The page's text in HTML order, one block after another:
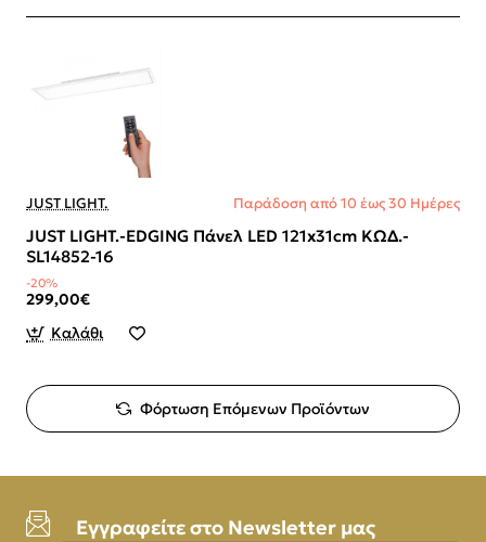
JUST LIGHT. Παράδοση από 10 έως 30 Ημέρες
JUST LIGHT.-EDGING Πάνελ LED 121x31cm ΚΩΔ.-
SL14852-16
-20%
299,00€
Καλάθι
Φόρτωση Επόμενων Προϊόντων
Εγγραφείτε στο Newsletter μας